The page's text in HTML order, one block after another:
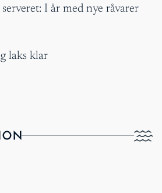
I år med nye råvarer
laks klar